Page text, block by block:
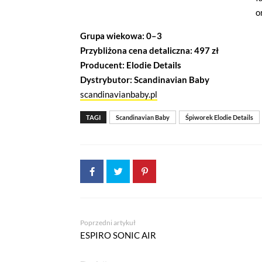
Grupa wiekowa: 0–3
Przybliżona cena detaliczna: 497 zł
Producent: Elodie Details
Dystrybutor: Scandinavian Baby
scandinavianbaby.pl
TAGI Scandinavian Baby Śpiworek Elodie Details
Poprzedni artykuł
ESPIRO SONIC AIR